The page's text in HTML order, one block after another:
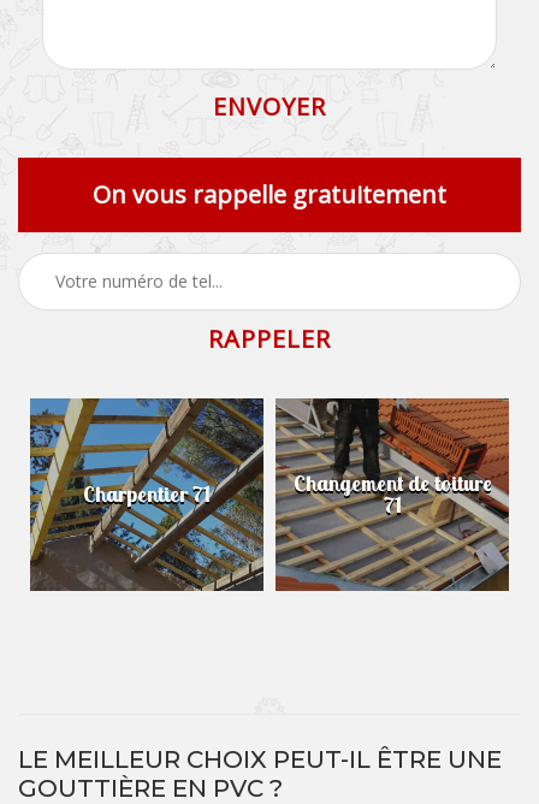
On vous rappelle gratuitement
Charpentier 71 Changement de toiture
71
LE MEILLEUR CHOIX PEUT-IL ÊTRE UNE
GOUTTIÈRE EN PVC ?